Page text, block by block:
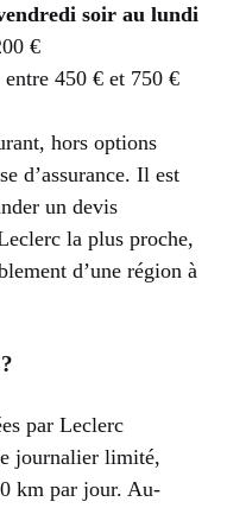
soir au lundi
€
entre 450 € et 750 €
hors options
d’assurance. Il est
un devis
la plus proche,
d’une région à
par Leclerc
journalier limité,
km par jour. Au-